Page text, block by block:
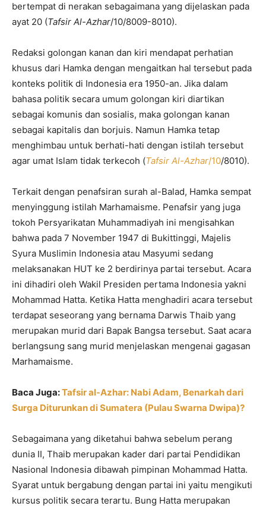
bertempat di nerakan sebagaimana yang dijelaskan pada
ayat 20 (Tafsir Al-Azhar/10/8009-8010).
Redaksi golongan kanan dan kiri mendapat perhatian
khusus dari Hamka dengan mengaitkan hal tersebut pada
konteks politik di Indonesia era 1950-an. Jika dalam
bahasa politik secara umum golongan kiri diartikan
sebagai komunis dan sosialis, maka golongan kanan
sebagai kapitalis dan borjuis. Namun Hamka tetap
menghimbau untuk berhati-hati dengan istilah tersebut
agar umat Islam tidak terkecoh (Tafsir Al-Azhar/10/8010).
Terkait dengan penafsiran surah al-Balad, Hamka sempat
menyinggung istilah Marhamaisme. Penafsir yang juga
tokoh Persyarikatan Muhammadiyah ini mengisahkan
bahwa pada 7 November 1947 di Bukittinggi, Majelis
Syura Muslimin Indonesia atau Masyumi sedang
melaksanakan HUT ke 2 berdirinya partai tersebut. Acara
ini dihadiri oleh Wakil Presiden pertama Indonesia yakni
Mohammad Hatta. Ketika Hatta menghadiri acara tersebut
terdapat seseorang yang bernama Darwis Thaib yang
merupakan murid dari Bapak Bangsa tersebut. Saat acara
berlangsung sang murid menjelaskan mengenai gagasan
Marhamaisme.
Baca Juga:Tafsir al-Azhar: Nabi Adam, Benarkah dari
Surga Diturunkan di Sumatera (Pulau Swarna Dwipa)?
Sebagaimana yang diketahui bahwa sebelum perang
dunia II, Thaib merupakan kader dari partai Pendidikan
Nasional Indonesia dibawah pimpinan Mohammad Hatta.
Syarat untuk bergabung dengan partai ini yaitu mengikuti
kursus politik secara terartu. Bung Hatta merupakan